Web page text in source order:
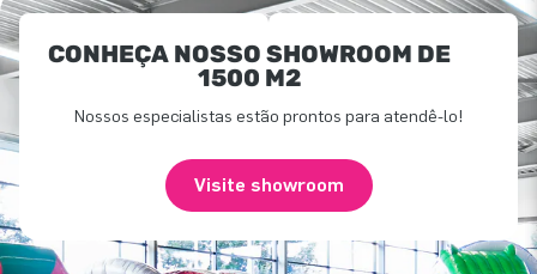
CONHEÇA NOSSO SHOWROOM DE
1500 M2
Nossos especialistas estão prontos para atendê-lo!
Visite showroom